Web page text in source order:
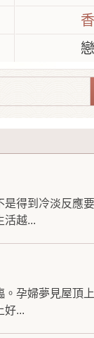
得到冷淡反應
活越...
孕婦夢見屋頂
好...